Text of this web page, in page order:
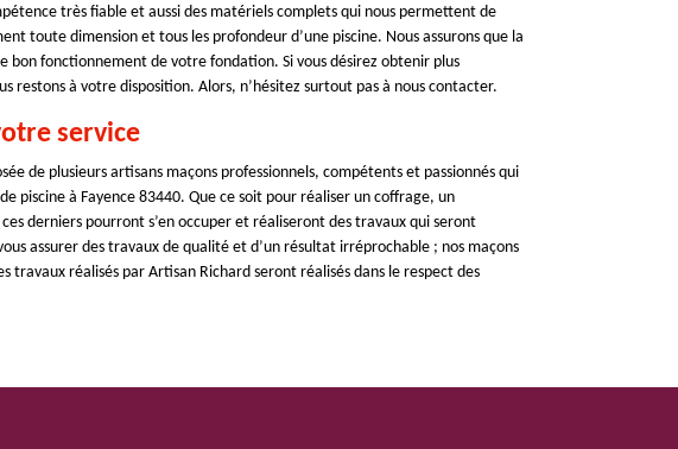
très fiable et aussi des matériels complets qui nous permettent de
toute dimension et tous les profondeur d’une piscine. Nous assurons que la
bon fonctionnement de votre fondation. Si vous désirez obtenir plus
restons à votre disposition. Alors, n’hésitez surtout pas à nous contacter.
service
de plusieurs artisans maçons professionnels, compétents et passionnés qui
piscine à Fayence 83440. Que ce soit pour réaliser un coffrage, un
derniers pourront s’en occuper et réaliseront des travaux qui seront
assurer des travaux de qualité et d’un résultat irréprochable ; nos maçons
travaux réalisés par Artisan Richard seront réalisés dans le respect des